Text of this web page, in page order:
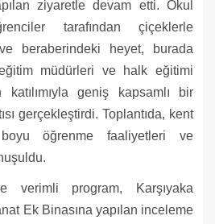
ziyaretle devam etti. Okul
tarafından çiçeklerle
beraberindeki heyet, burada
müdürleri ve halk eğitimi
katılımıyla geniş kapsamlı bir
gerçekleştirdi. Toplantıda, kent
öğrenme faaliyetleri ve
verimli program, Karşıyaka
Ek Binasına yapılan inceleme